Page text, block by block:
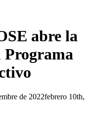
abre la
Programa
de 2022febrero 10th,